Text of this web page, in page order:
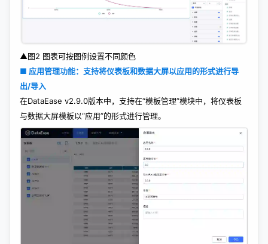
▲图2 图表可按图例设置不同颜色
■ 应用管理功能：支持将仪表板和数据大屏以应用的形式进行导
出/导入
在DataEase v2.9.0版本中，支持在“模板管理”模块中，将仪表板
与数据大屏模板以“应用”的形式进行管理。